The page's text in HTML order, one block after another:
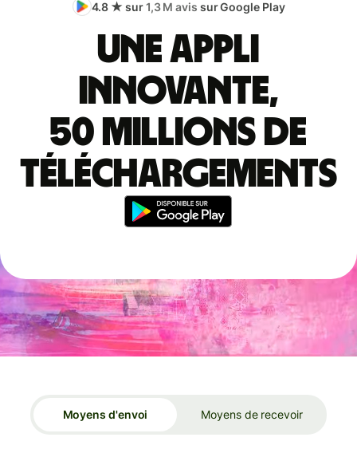
4.8 ★ sur1,3 M avis sur Google Play
Une appli
innovante,
50 millions de
téléchargements
Moyens d'envoi Moyens de recevoir